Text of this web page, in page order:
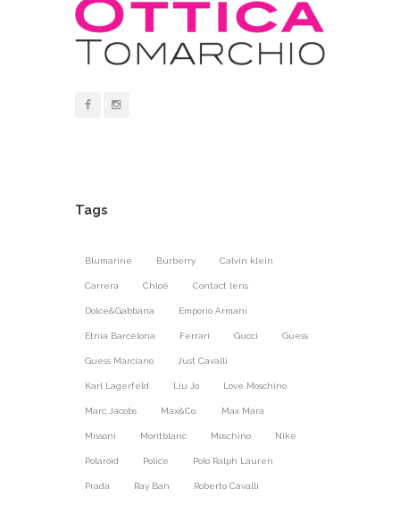
Tags
Blumarine Burberry Calvin klein
Carrera Chloé Contact lens
Dolce&Gabbana Emporio Armani
Etnia Barcelona Ferrari Gucci Guess
Guess Marciano Just Cavalli
Karl Lagerfeld Liu Jo Love Moschino
Marc Jacobs Max&Co. Max Mara
Missoni Montblanc Moschino Nike
Polaroid Police Polo Ralph Lauren
Prada Ray Ban Roberto Cavalli